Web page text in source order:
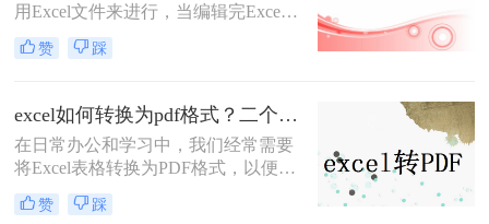
格如何转换成pdf呢？本文将介绍三种
将表格转换为PDF的实用方法，帮助
您轻松实现表格的格式化输出。
用Excel文件来进行，当编辑完Excel
文件后，如果要将Excel文件转换为
PDF文件，我们应该怎么做？怎样把
就来给大家介绍一下excel转pdf的方
法。
赞 踩
excel如何转换为pdf格式？二个简单的方法教大家！
在日常办公和学习中，我们经常需要
将Excel表格转换为PDF格式，以便于
分享、打印或存档。PDF文件具有跨
平台性、不易被篡改的特点，能够确
赞 踩